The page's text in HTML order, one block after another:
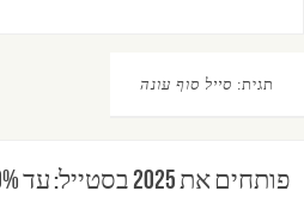
תגית: סייל סוף עונה